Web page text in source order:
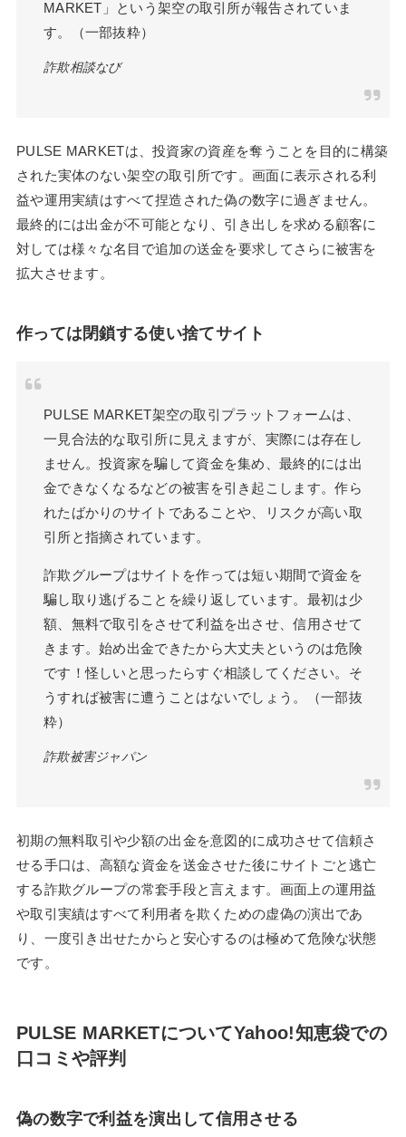
MARKET」という架空の取引所が報告されていま
す。（一部抜粋）
詐欺相談なび
PULSE MARKETは、投資家の資産を奪うことを目的に構築
された実体のない架空の取引所です。画面に表示される利
益や運用実績はすべて捏造された偽の数字に過ぎません。
最終的には出金が不可能となり、引き出しを求める顧客に
対しては様々な名目で追加の送金を要求してさらに被害を
拡大させます。
作っては閉鎖する使い捨てサイト
PULSE MARKET架空の取引プラットフォームは、
一見合法的な取引所に見えますが、実際には存在し
ません。投資家を騙して資金を集め、最終的には出
金できなくなるなどの被害を引き起こします。作ら
れたばかりのサイトであることや、リスクが高い取
引所と指摘されています。
詐欺グループはサイトを作っては短い期間で資金を
騙し取り逃げることを繰り返しています。最初は少
額、無料で取引をさせて利益を出させ、信用させて
きます。始め出金できたから大丈夫というのは危険
です！怪しいと思ったらすぐ相談してください。そ
うすれば被害に遭うことはないでしょう。（一部抜
粋）
詐欺被害ジャパン
初期の無料取引や少額の出金を意図的に成功させて信頼さ
せる手口は、高額な資金を送金させた後にサイトごと逃亡
する詐欺グループの常套手段と言えます。画面上の運用益
や取引実績はすべて利用者を欺くための虚偽の演出であ
り、一度引き出せたからと安心するのは極めて危険な状態
です。
PULSE MARKETについてYahoo!知恵袋での
口コミや評判
偽の数字で利益を演出して信用させる